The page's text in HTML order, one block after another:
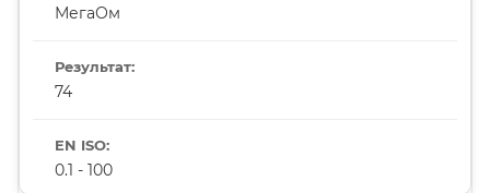
МегаОм
74
0.1 - 100